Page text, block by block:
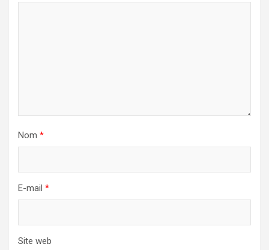
Nom *
E-mail *
Site web